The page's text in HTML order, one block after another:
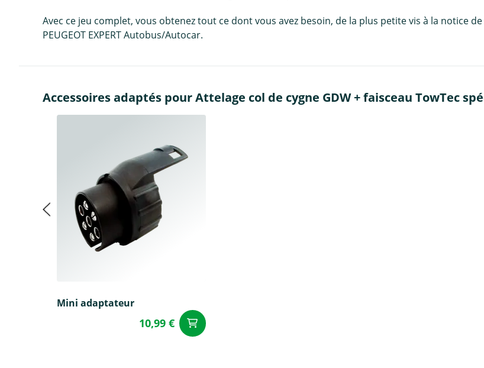
Avec ce jeu complet, vous obtenez tout ce dont vous avez besoin, de la plus petite vis à la notice
PEUGEOT EXPERT Autobus/Autocar.
Accessoires adaptés pour Attelage col de cygne GDW + faisceau TowTec
Mini adaptateur
10,99 €